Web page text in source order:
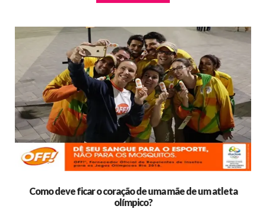
Como deve ficar o coração de uma mãe de um atleta
olímpico?